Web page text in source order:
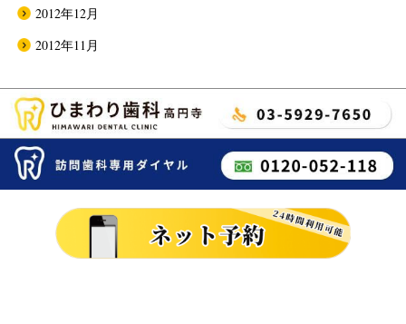
2012年12月
2012年11月